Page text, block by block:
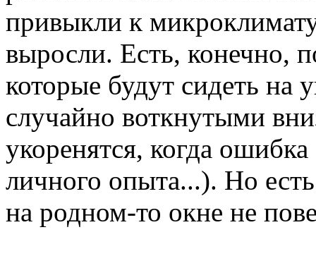
привыкли к
выросли. Есть, конечно,
которые будут сидеть на
случайно воткнутыми
укоренятся, когда
личного опыта...). Но
на родном-то окне не